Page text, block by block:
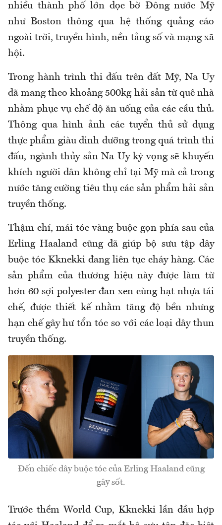
nhiều thành phố lớn dọc bờ Đông nước Mỹ
như Boston thông qua hệ thống quảng cáo
ngoài trời, truyền hình, nền tảng số và mạng xã
hội.
Trong hành trình thi đấu trên đất Mỹ, Na Uy
đã mang theo khoảng 500kg hải sản từ quê nhà
nhằm phục vụ chế độ ăn uống của các cầu thủ.
Thông qua hình ảnh các tuyển thủ sử dụng
thực phẩm giàu dinh dưỡng trong quá trình thi
đấu, ngành thủy sản Na Uy kỳ vọng sẽ khuyến
khích người dân không chỉ tại Mỹ mà cả trong
nước tăng cường tiêu thụ các sản phẩm hải sản
truyền thống.
Thậm chí, mái tóc vàng buộc gọn phía sau của
Erling Haaland cũng đã giúp bộ sưu tập dây
buộc tóc Kknekki đang liên tục cháy hàng. Các
sản phẩm của thương hiệu này được làm từ
hơn 60 sợi polyester đan xen cùng hạt nhựa tái
chế, được thiết kế nhằm tăng độ bền nhưng
hạn chế gây hư tổn tóc so với các loại dây thun
truyền thống.
Đến chiếc dây buộc tóc của Erling Haaland cũng
gây sốt.
Trước thềm World Cup, Kknekki lần đầu hợp